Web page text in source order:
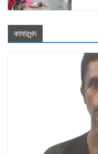
কামারখন্দ